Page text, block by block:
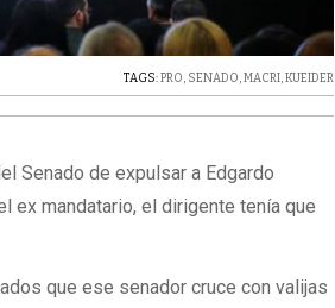
TAGS:PRO, SENADO,MACRI,KUEIDER
Senado de expulsar a Edgardo
ex mandatario, el dirigente tenía que
que ese senador cruce con valijas